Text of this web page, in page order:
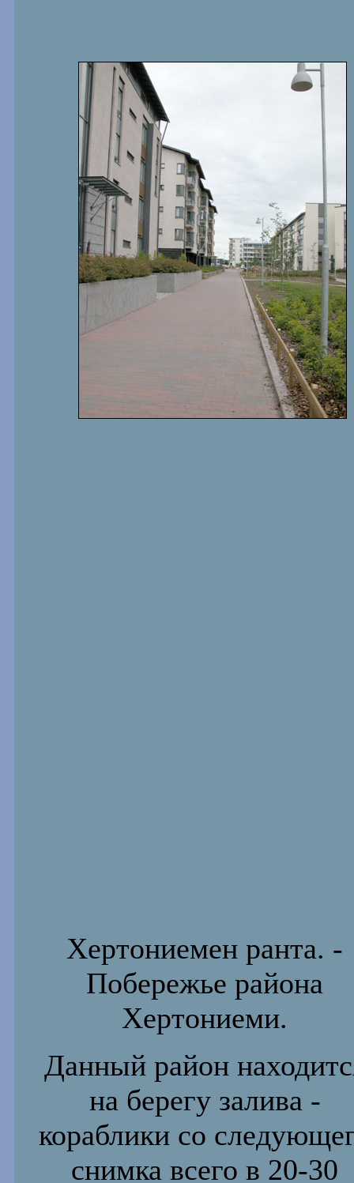
Хертониемен ранта. -
Побережье района
Хертониеми.
Данный район
на берегу залива -
кораблики со
снимка всего в 20-30